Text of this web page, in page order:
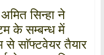
सिन्हा ने
के सम्बन्ध में
से साॅफ्टवेयर तैयार